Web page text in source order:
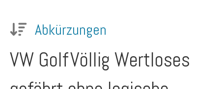
Abkürzungen
VW GolfVöllig Wertloses